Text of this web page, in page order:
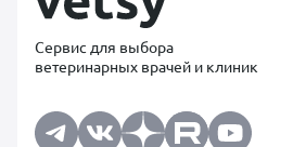
Сервис для выбора
ветеринарных врачей и клиник